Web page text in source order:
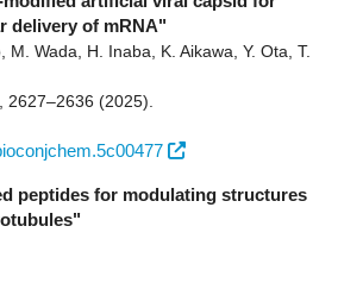
delivery of mRNA"
M. Wada, H. Inaba, K. Aikawa, Y. Ota, T.
2627–2636 (2025)
peptides for modulating structures